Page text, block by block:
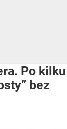
Po kilku
bez